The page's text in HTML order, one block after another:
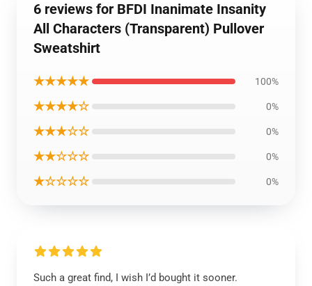
6 reviews for BFDI Inanimate Insanity
All Characters (Transparent) Pullover
Sweatshirt
★★★★★ 100%
★★★★☆ 0%
★★★☆☆ 0%
★★☆☆☆ 0%
★☆☆☆☆ 0%
Such a great find, I wish I’d bought it sooner.